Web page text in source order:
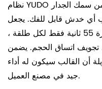
نظام YUDO الساخن عداء يضمن سمك الجدار evev. لكل
أي خدش قابل للفك. يجعل
نظام التبريد الفعال وقت الدورة 55 ثانية فقط لكل طلقة ،
تجويف اتساق الحجم. يضمن
أن القالب سيكون له أداء
جيد في مصنع العميل.